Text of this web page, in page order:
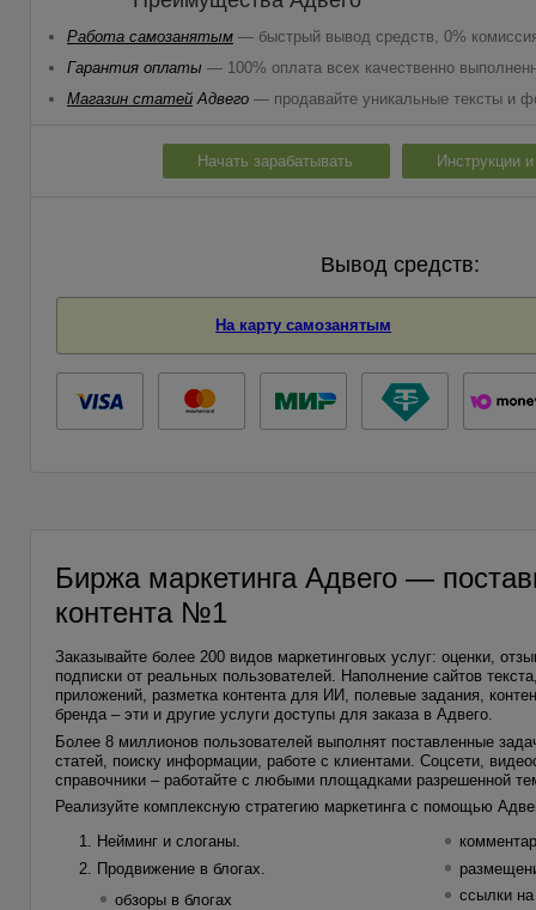
Работа самозанятым — быстрый вывод средств, 0%
Гарантия оплаты — 100% оплата всех качественно
Магазин статей Адвего — продавайте уникальные тексты и
Начать зарабатывать Инструкции
Вывод средств:
На карту самозанятым
Биржа маркетинга Адвего —
контента №1
Заказывайте более 200 видов маркетинговых услуг: оценки,
подписки от реальных пользователей. Наполнение сайтов
приложений, разметка контента для ИИ, полевые задания,
бренда – эти и другие услуги доступы для заказа в Адвего.
Более 8 миллионов пользователей выполнят поставленные
статей, поиску информации, работе с клиентами. Соцсети,
справочники – работайте с любыми площадками разрешенной
Реализуйте комплексную стратегию маркетинга с помощью
Нейминг и слоганы.
Продвижение в блогах.
обзоры в блогах
ссылки